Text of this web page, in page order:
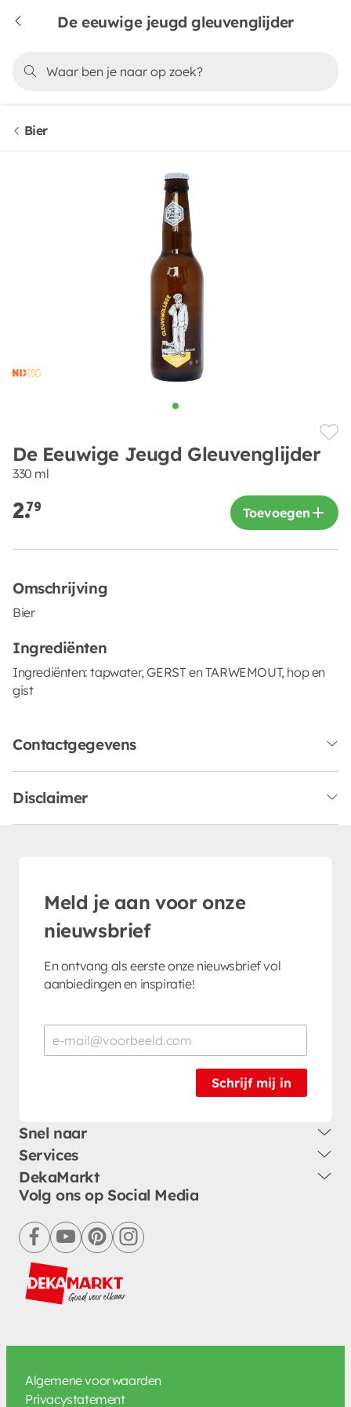
De eeuwige jeugd gleuvenglijder
Bier
De Eeuwige Jeugd Gleuvenglijder
330 ml
2.79 Toevoegen
Omschrijving
Bier
Ingrediënten
Ingrediënten: tapwater, GERST en TARWEMOUT, hop en
gist
Contactgegevens
Disclaimer
Meld je aan voor onze
nieuwsbrief
En ontvang als eerste onze nieuwsbrief vol
aanbiedingen en inspiratie!
Schrijf mij in
Snel naar
Services
DekaMarkt
Volg ons op Social Media
facebookyoutubepinterestinstagram
Algemene voorwaarden
Privacystatement